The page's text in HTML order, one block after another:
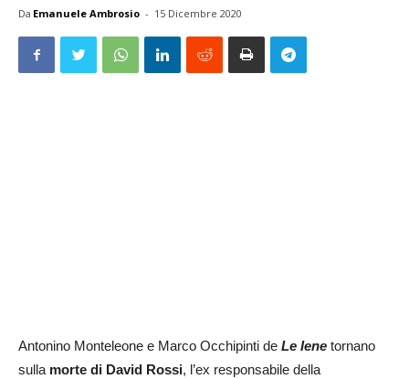
Da Emanuele Ambrosio - 15 Dicembre 2020
Antonino Monteleone e Marco Occhipinti de Le Iene tornano
sulla morte di David Rossi, l’ex responsabile della